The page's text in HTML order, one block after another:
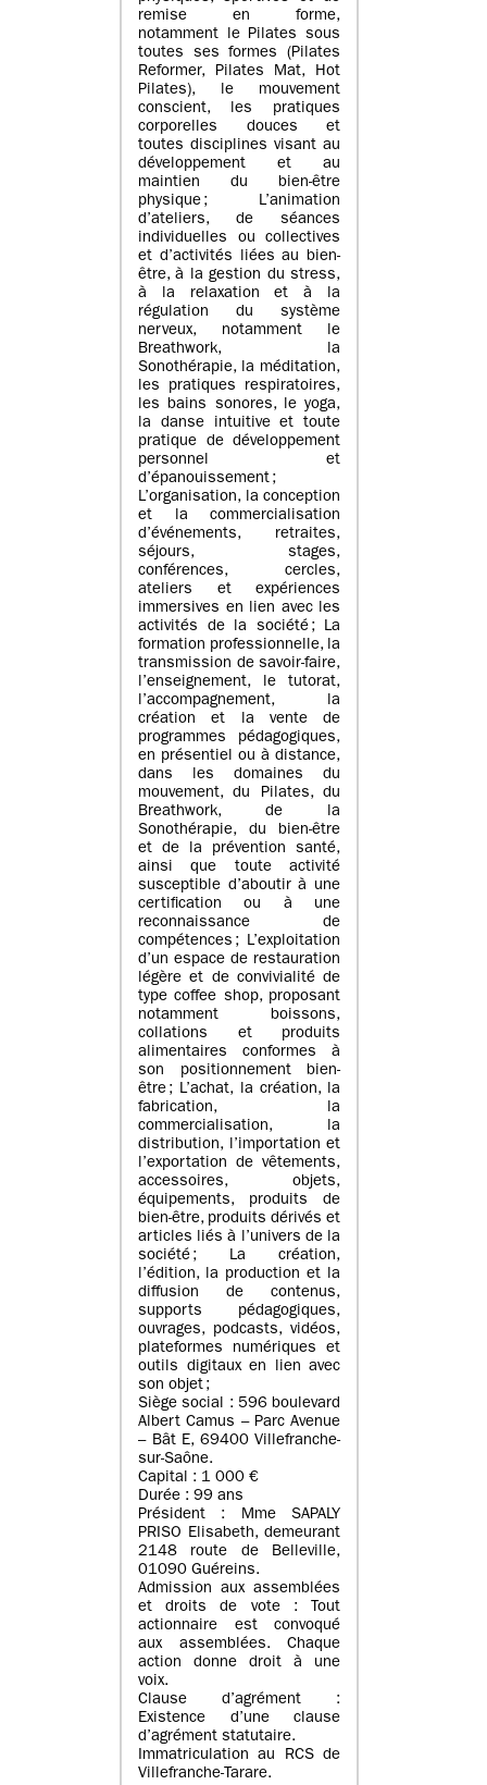
remise en forme,
notamment le Pilates sous
toutes ses formes (Pilates
Reformer, Pilates Mat, Hot
Pilates), le mouvement
conscient, les pratiques
corporelles douces et
toutes disciplines visant au
développement et au
maintien du bien-être
physique ; L’animation
d’ateliers, de séances
individuelles ou collectives
et d’activités liées au bien-
être, à la gestion du stress,
à la relaxation et à la
régulation du système
nerveux, notamment le
Breathwork, la
Sonothérapie, la méditation,
les pratiques respiratoires,
les bains sonores, le yoga,
la danse intuitive et toute
pratique de développement
personnel et
d’épanouissement ;
L’organisation, la conception
et la commercialisation
d’événements, retraites,
séjours, stages,
conférences, cercles,
ateliers et expériences
immersives en lien avec les
activités de la société ; La
formation professionnelle, la
transmission de savoir-faire,
l’enseignement, le tutorat,
l’accompagnement, la
création et la vente de
programmes pédagogiques,
en présentiel ou à distance,
dans les domaines du
mouvement, du Pilates, du
Breathwork, de la
Sonothérapie, du bien-être
et de la prévention santé,
ainsi que toute activité
susceptible d’aboutir à une
certification ou à une
reconnaissance de
compétences ; L’exploitation
d’un espace de restauration
légère et de convivialité de
type coffee shop, proposant
notamment boissons,
collations et produits
alimentaires conformes à
son positionnement bien-
être ; L’achat, la création, la
fabrication, la
commercialisation, la
distribution, l’importation et
l’exportation de vêtements,
accessoires, objets,
équipements, produits de
bien-être, produits dérivés et
articles liés à l’univers de la
société ; La création,
l’édition, la production et la
diffusion de contenus,
supports pédagogiques,
ouvrages, podcasts, vidéos,
plateformes numériques et
outils digitaux en lien avec
son objet ;
Siège social : 596 boulevard
Albert Camus – Parc Avenue
– Bât E, 69400 Villefranche-
sur-Saône.
Capital : 1 000 €
Durée : 99 ans
Président : Mme SAPALY
PRISO Elisabeth, demeurant
2148 route de Belleville,
01090 Guéreins.
Admission aux assemblées
et droits de vote : Tout
actionnaire est convoqué
aux assemblées. Chaque
action donne droit à une
voix.
Clause d’agrément :
Existence d’une clause
d’agrément statutaire.
Immatriculation au RCS de
Villefranche-Tarare.